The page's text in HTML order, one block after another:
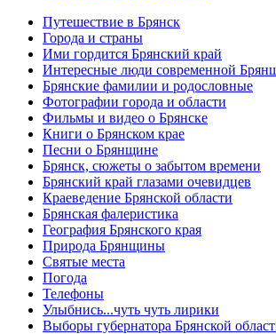
Путешествие в Брянск
Города и страны
Ими гордится Брянский край
Интересные люди современной
Брянские фамилии и родословные
Фотографии города и области
Фильмы и видео о Брянске
Книги о Брянском крае
Песни о Брянщине
Брянск, сюжеты о забытом времени
Брянский край глазами очевидцев
Краеведение Брянской области
Брянская фалеристика
География Брянского края
Природа Брянщины
Святые места
Погода
Телефоны
Улыбнись...чуть чуть лирики
Выборы губернатора Брянской